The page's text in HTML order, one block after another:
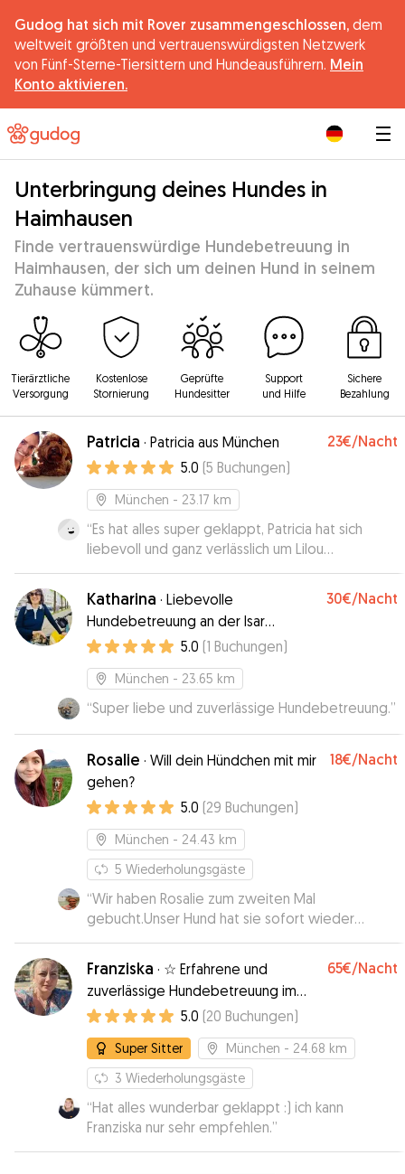
Gudog hat sich mit Rover zusammengeschlossen, dem
weltweit größten und vertrauenswürdigsten Netzwerk
von Fünf-Sterne-Tiersittern und Hundeausführern. Mein
Konto aktivieren.
Unterbringung deines Hundes in
Haimhausen
Finde vertrauenswürdige Hundebetreuung in
Haimhausen, der sich um deinen Hund in seinem
Zuhause kümmert.
Tierärztliche
Versorgung
Kostenlose
Stornierung
Geprüfte
Hundesitter
Support
und Hilfe
Sichere
Bezahlung
Patricia · Patricia aus München 23€/Nacht
5.0 (5 Buchungen)
München - 23.17 km
“Es hat alles super geklappt, Patricia hat sich
liebevoll und ganz verlässlich um Lilou
gekümmert und mich mit Updates & Fotos
versorgt. Alles bestens ✨
Katharina · Liebevolle
Hundebetreuung an der Isar
(Zoonähe)
30€/Nacht
5.0 (1 Buchungen)
München - 23.65 km
“Super liebe und zuverlässige Hundebetreuung.”
Rosalie · Will dein Hündchen mit mir
gehen?
18€/Nacht
5.0 (29 Buchungen)
München - 24.43 km
5 Wiederholungsgäste
“Wir haben Rosalie zum zweiten Mal
gebucht.Unser Hund hat sie sofort wieder
erkannt und sich gleich den Bauch kraulen lassen.
Wenn das kein Vertrauensbeweis ist?! Es war
alles perfekt. Vielen Dank und jederzeit immer
wieder.”
Franziska · ☆ Erfahrene und
zuverlässige Hundebetreuung im
Münchner Süden ☆
65€/Nacht
5.0 (20 Buchungen)
Super Sitter München - 24.68 km
3 Wiederholungsgäste
“Hat alles wunderbar geklappt :) ich kann
Franziska nur sehr empfehlen.”